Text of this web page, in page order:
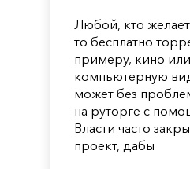
Любой, кто желает
то бесплатно
примеру, кино или
компьютерную
может без
на руторге с
Власти часто
проект, дабы